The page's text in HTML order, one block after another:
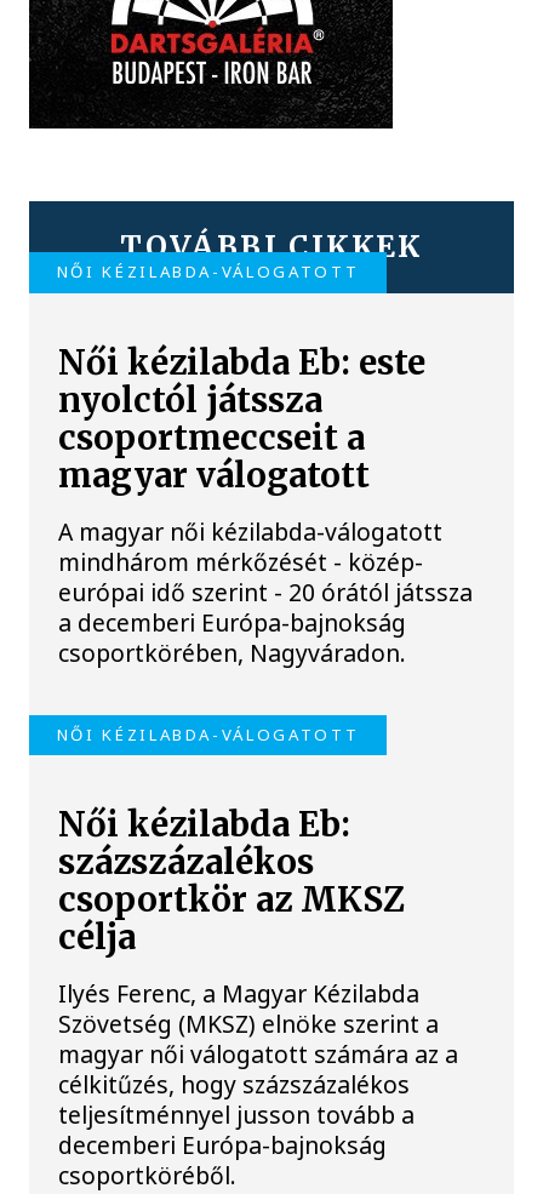
TOVÁBBI CIKKEK
NŐI KÉZILABDA-VÁLOGATOTT
Női kézilabda Eb: este
nyolctól játssza
csoportmeccseit a
magyar válogatott
A magyar női kézilabda-válogatott
mindhárom mérkőzését - közép-
európai idő szerint - 20 órától játssza
a decemberi Európa-bajnokság
csoportkörében, Nagyváradon.
NŐI KÉZILABDA-VÁLOGATOTT
Női kézilabda Eb:
százszázalékos
csoportkör az MKSZ
célja
Ilyés Ferenc, a Magyar Kézilabda
Szövetség (MKSZ) elnöke szerint a
magyar női válogatott számára az a
célkitűzés, hogy százszázalékos
teljesítménnyel jusson tovább a
decemberi Európa-bajnokság
csoportköréből.